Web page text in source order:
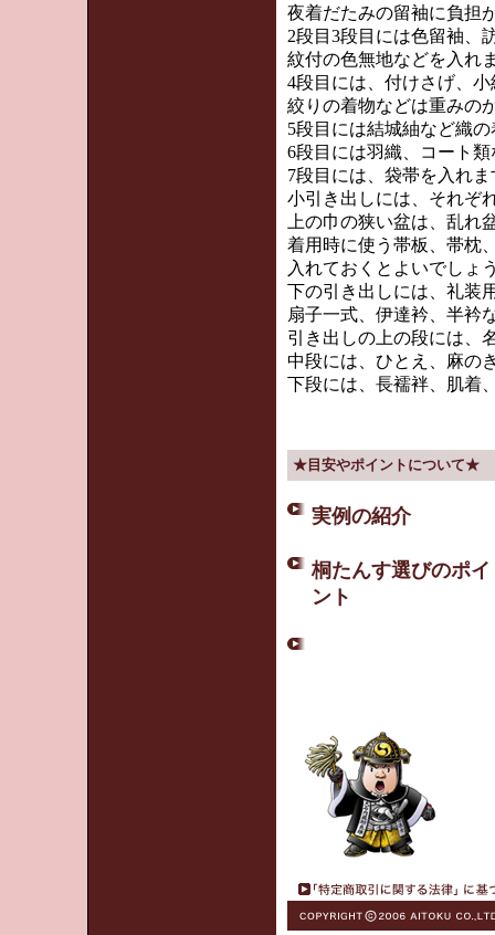
夜着だたみの留袖に負担
2段目3段目には色留袖、
紋付の色無地などを入れ
4段目には、付けさげ、
絞りの着物などは重みの
5段目には結城紬など織
6段目には羽織、コート
7段目には、袋帯を入れま
小引き出しには、それぞ
上の巾の狭い盆は、乱れ
着用時に使う帯板、帯枕
入れておくとよいでしょ
下の引き出しには、礼装
扇子一式、伊達衿、半衿
引き出しの上の段には、
中段には、ひとえ、麻の
下段には、長襦袢、肌着
★目安やポイントについて★
実例の紹介
桐たんす選びのポイ
ント